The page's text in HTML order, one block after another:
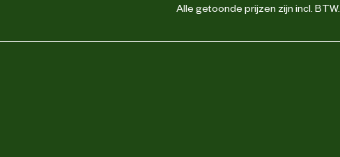
Alle getoonde prijzen zijn incl. BTW.